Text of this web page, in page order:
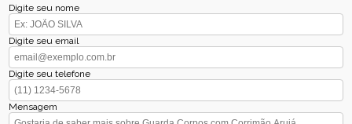
Digite seu nome
Digite seu email
Digite seu telefone
Mensagem